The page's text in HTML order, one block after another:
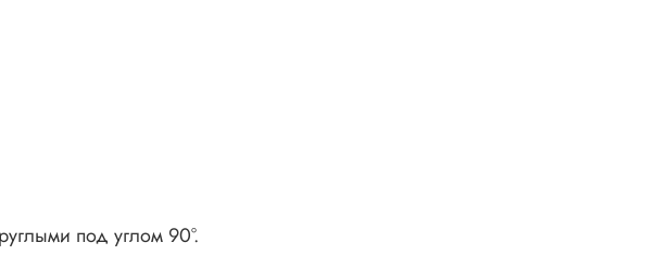
под углом 90°.